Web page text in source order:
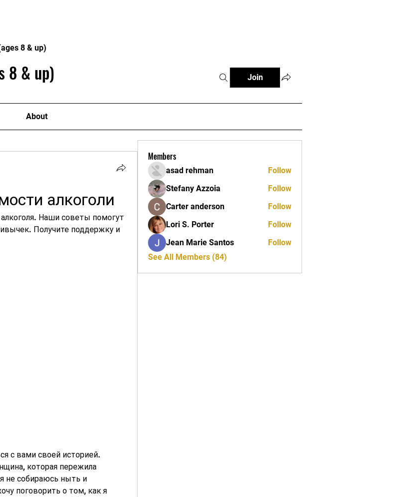
8 & up)
8 & up) Join
About
алкоголи
Наши советы помогут
Получите поддержку и
с вами своей историей.
которая пережила
не собираюсь ныть и
поговорить о том, как я
Members
asad rehman
Follow
Stefany Azzoia
Follow
Carter anderson
Follow
Lori S. Porter
Follow
Jean Marie Santos
Follow
See All Members (84)